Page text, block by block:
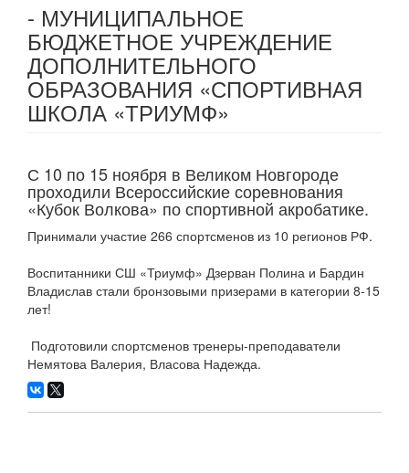
- МУНИЦИПАЛЬНОЕ
БЮДЖЕТНОЕ УЧРЕЖДЕНИЕ
ДОПОЛНИТЕЛЬНОГО
ОБРАЗОВАНИЯ «СПОРТИВНАЯ
ШКОЛА «ТРИУМФ»
С 10 по 15 ноября в Великом Новгороде
проходили Всероссийские соревнования
«Кубок Волкова» по спортивной акробатике.
Принимали участие 266 спортсменов из 10 регионов РФ.
Воспитанники СШ «Триумф» Дзерван Полина и Бардин
Владислав стали бронзовыми призерами в категории 8-15
лет!
Подготовили спортсменов тренеры-преподаватели
Немятова Валерия, Власова Надежда.